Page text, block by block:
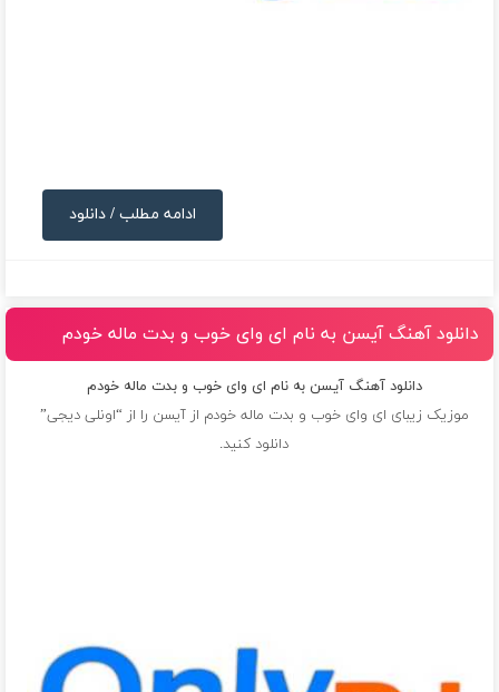
ادامه مطلب / دانلود
دانلود آهنگ آیسن به نام ای وای خوب و بدت ماله خودم
دانلود آهنگ آیسن به نام ای وای خوب و بدت ماله خودم
موزیک زیبای ای وای خوب و بدت ماله خودم ازآیسن را از “اونلی دیجی”
دانلود کنید.